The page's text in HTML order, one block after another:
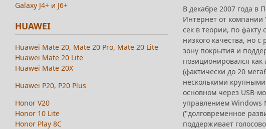
В декабре 2007 года в
Интернет от
сек в теории, по факту
низкого качества, но
зону покрытия и
позиционировался
(фактически до 20
несколькими
основном через USB-
управлением Windows
("долговременное
поддерживает
Galaxy J4+ и J6+
HUAWEI
Huawei Mate 20, Mate 20 Pro, Mate 20 Lite
Huawei Mate 20 Lite
Huawei Mate 20X
Huawei P20, P20 Plus
Honor V20
Honor 10 Lite
Honor Play 8C